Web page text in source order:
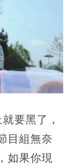
要黑了，
目組無奈
如果你現